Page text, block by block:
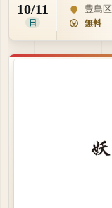
10/11
日
豊島区
無料